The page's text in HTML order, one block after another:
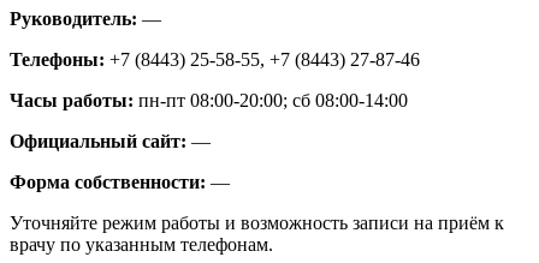
Руководитель: —
Телефоны: +7 (8443) 25-58-55, +7 (8443) 27-87-46
Часы работы: пн-пт 08:00-20:00; сб 08:00-14:00
Официальный сайт: —
Форма собственности: —
Уточняйте режим работы и возможность записи на приём к
врачу по указанным телефонам.